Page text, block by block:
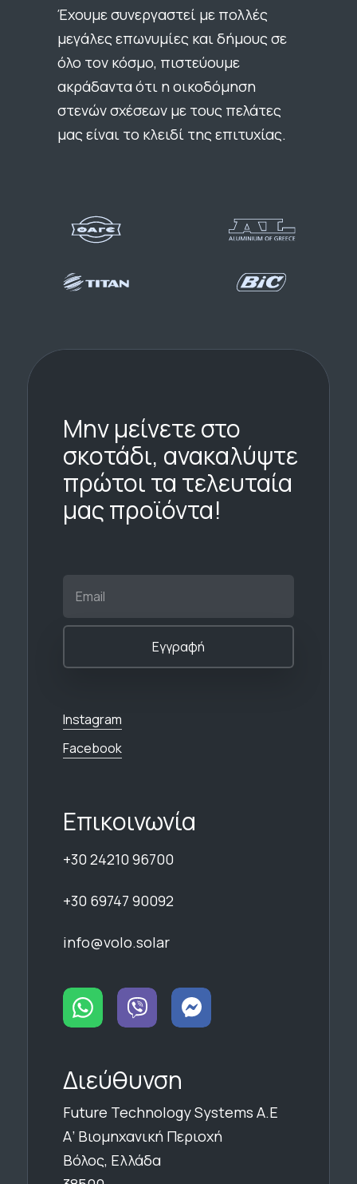
Έχουμε συνεργαστεί με πολλές
μεγάλες επωνυμίες και δήμους σε
όλο τον κόσμο, πιστεύουμε
ακράδαντα ότι η οικοδόμηση
στενών σχέσεων με τους πελάτες
μας είναι το κλειδί της επιτυχίας.
Διεύθυνση
Future Technology Systems Α.Ε
Α’ Βιομηχανική Περιοχή
Βόλος, Ελλάδα
Επικοινωνία
+30 24210 96700
+30 69747 90092
info@volo.solar
Μην μείνετε στο
σκοτάδι, ανακαλύψτε
πρώτοι τα τελευταία
μας προϊόντα!
Instagram
Facebook